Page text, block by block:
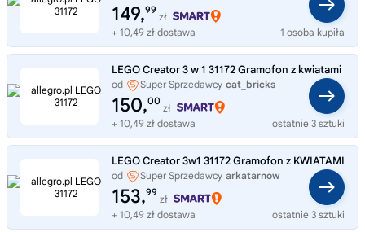
149,99
zł
+ 10,49 zł dostawa
1 osoba kupiła
LEGO Creator 3 w 1 31172 Gramofon z kwiatami
od Super Sprzedawcy cat_bricks
150,00
zł
+ 10,49 zł dostawa
ostatnie 3 sztuki
LEGO Creator 3w1 31172 Gramofon z KWIATAMI
od Super Sprzedawcy arkatarnow
153,99
zł
+ 10,49 zł dostawa
ostatnie 3 sztuki